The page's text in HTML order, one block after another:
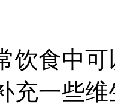
饮食中
充一些